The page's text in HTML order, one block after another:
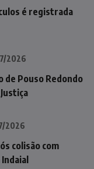
é registrada
2026
de Pouso Redondo
2026
colisão com